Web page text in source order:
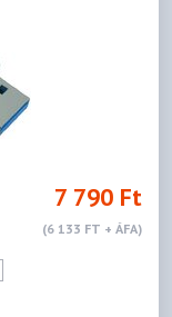
7 790 Ft
(6 133 FT + ÁFA)